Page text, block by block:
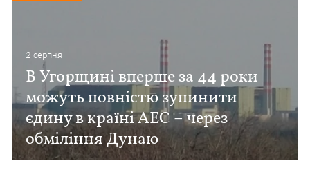
2 серпня
В Угорщині вперше за 44 роки
можуть повністю зупинити
єдину в країні АЕС – через
обміління Дунаю